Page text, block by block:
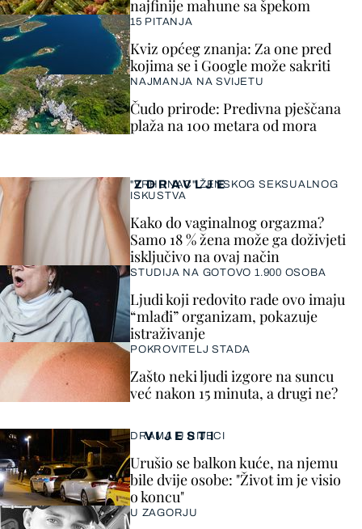
VIJESTI
DRAMA U RIJECI
Urušio se balkon kuće, na njemu
bile dvije osobe: "Život im je visio
o koncu"
U ZAGORJU
ZDRAVLJE
"VRHUNAC" ŽENSKOG SEKSUALNOG
ISKUSTVA
Kako do vaginalnog orgazma?
Samo 18 % žena može ga doživjeti
isključivo na ovaj način
STUDIJA NA GOTOVO 1.900 OSOBA
Ljudi koji redovito rade ovo imaju
“mlađi” organizam, pokazuje
istraživanje
POKROVITELJ STADA
Zašto neki ljudi izgore na suncu
već nakon 15 minuta, a drugi ne?
najfinije mahune sa špekom
15 PITANJA
Kviz općeg znanja: Za one pred
kojima se i Google može sakriti
NAJMANJA NA SVIJETU
Čudo prirode: Predivna pješčana
plaža na 100 metara od mora